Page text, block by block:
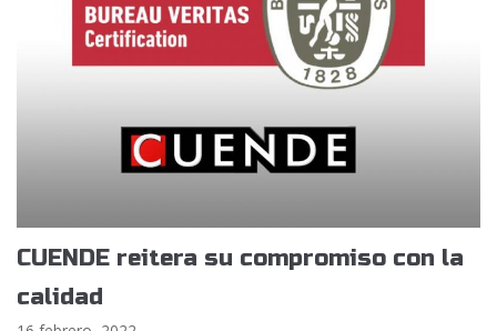
CUENDE reitera su compromiso con la
calidad